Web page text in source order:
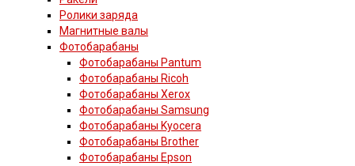
Ролики заряда
Магнитные валы
Фотобарабаны
Фотобарабаны Pantum
Фотобарабаны Ricoh
Фотобарабаны Xerox
Фотобарабаны Samsung
Фотобарабаны Kyocera
Фотобарабаны Brother
Фотобарабаны Epson